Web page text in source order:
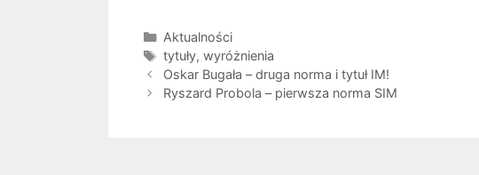
Kategorie
Aktualności
Tagi
tytuły, wyróżnienia
Oskar Bugała – druga norma i tytuł IM!
Ryszard Probola – pierwsza norma SIM